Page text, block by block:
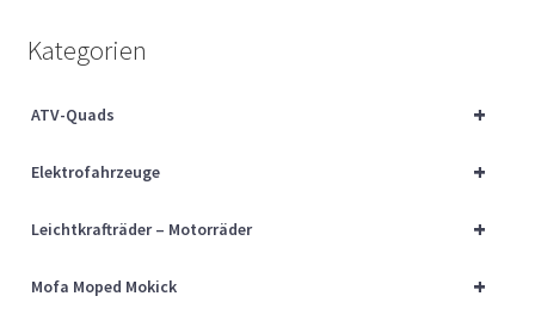
Über uns
Kategorien
+
ATV-Quads
+
Elektrofahrzeuge
+
Leichtkrafträder – Motorräder
+
Mofa Moped Mokick